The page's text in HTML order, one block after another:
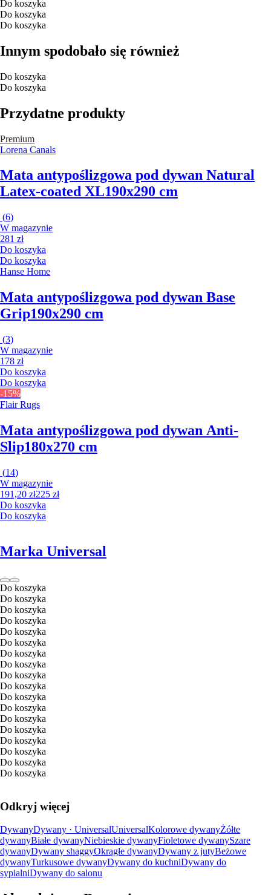
Do koszyka
Do koszyka
Do koszyka
Innym spodobało się również
Do koszyka
Do koszyka
Przydatne produkty
Premium
Lorena Canals
Mata antypoślizgowa pod dywan Natural
Latex-coated XL190x290 cm
(6)
W magazynie
281 zł
Do koszyka
Do koszyka
Hanse Home
Mata antypoślizgowa pod dywan Base
Grip190x290 cm
(3)
W magazynie
178 zł
Do koszyka
Do koszyka
-15%
Flair Rugs
Mata antypoślizgowa pod dywan Anti-
Slip180x270 cm
(14)
W magazynie
191,20 zł225 zł
Do koszyka
Do koszyka
Marka Universal
Do koszyka
Do koszyka
Do koszyka
Do koszyka
Do koszyka
Do koszyka
Do koszyka
Do koszyka
Do koszyka
Do koszyka
Do koszyka
Do koszyka
Do koszyka
Do koszyka
Do koszyka
Do koszyka
Do koszyka
Do koszyka
Odkryj więcej
DywanyDywany · UniversalUniversalKolorowe dywanyŻółte
dywanyBiałe dywanyNiebieskie dywanyFioletowe dywanySzare
dywanyDywany shaggyOkrągłe dywanyDywany z jutyBeżowe
dywanyTurkusowe dywanyDywany do kuchniDywany do
sypialniDywany do salonu